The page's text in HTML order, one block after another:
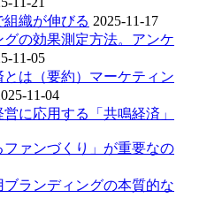
織が伸びる 2025-11-17
の効果測定方法。アンケ
11-05
とは（要約）マーケティン
11-04
に応用する「共鳴経済」
ァンづくり」が重要なの
ランディングの本質的な